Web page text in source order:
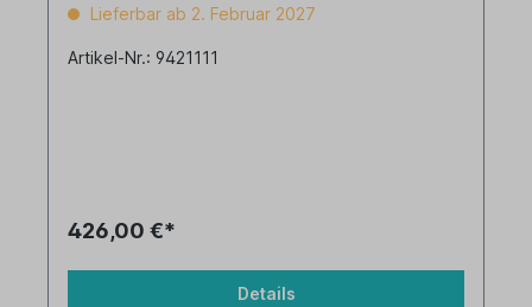
Lieferbar ab 2. Februar 2027
Artikel-Nr.: 9421111
426,00 €*
Details